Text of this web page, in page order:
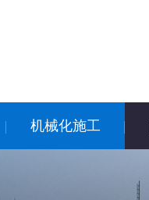
机械化施工